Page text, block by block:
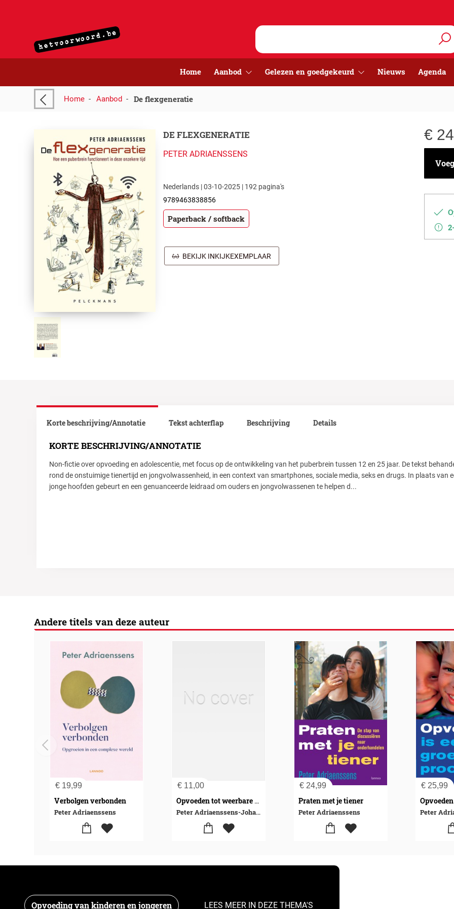
Home Aanbod Gelezen en goedgekeurd Nieuws Agenda
Home - Aanbod - De flexgeneratie
DE FLEXGENERATIE
PETER ADRIAENSSENS
Nederlands | 03-10-2025 | 192 pagina's
9789463838856
Paperback / softback
BEKIJK INKIJKEXEMPLAAR
€
Korte beschrijving/Annotatie
KORTE BESCHRIJVING/ANNOTATIE
Non-fictie over opvoeding en adolescentie, met focus op de ontwikkeling van het puberbrein tussen 12 en 25 jaar. De tekst
rond de onstuimige tienertijd en jongvolwassenheid, in een context van smartphones, sociale media, seks en drugs. In plaats van
jonge hoofden gebeurt en een genuanceerde leidraad om ouders en jongvolwassenen te helpen d...
Tekst achterflap Beschrijving Details
Andere titels van deze auteur
€ 19,99
Verbolgen verbonden
Peter Adriaenssens
€11,00
Opvoeden tot weerbare kwetsbaarheid
Peter Adriaenssens-Johan L. Vanderhoeven-Lieve Vercammen
€24,99
Praten met je tiener
Peter Adriaenssens
€ 25,99
Peter
Opvoeding van kinderen en jongeren LEES MEER IN DEZE THEMA'S